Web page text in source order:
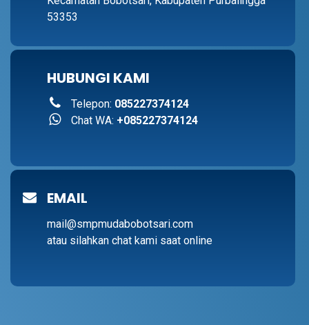
53353
HUBUNGI KAMI
Telepon: 085227374124
Chat WA: +085227374124
EMAIL
mail@smpmudabobotsari.com
atau silahkan chat kami saat online